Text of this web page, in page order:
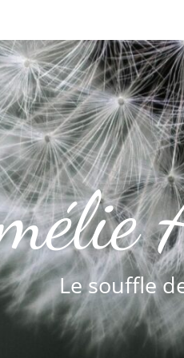
Le souffle